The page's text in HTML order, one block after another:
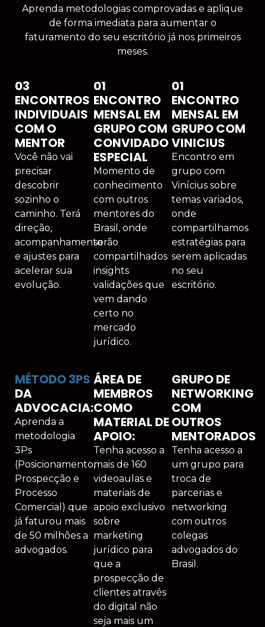
Aprenda metodologias comprovadas e aplique
de forma imediata para aumentar o
faturamento do seu escritório já nos primeiros
meses.
03
ENCONTROS
INDIVIDUAIS
COM O
MENTOR
Você não vai
precisar
descobrir
sozinho o
caminho. Terá
direção,
acompanhamento
e ajustes para
acelerar sua
evolução.
01
ENCONTRO
MENSAL EM
GRUPO COM
CONVIDADO
ESPECIAL
Momento de
conhecimento
com outros
mentores do
Brasil, onde
serão
compartilhados
insights
validações que
vem dando
certo no
mercado
jurídico.
01
ENCONTRO
MENSAL EM
GRUPO COM
VINICIUS
Encontro em
grupo com
Vinícius sobre
temas variados,
onde
compartilhamos
estratégias para
serem aplicadas
no seu
escritório.
MÉTODO 3PS
DA
ADVOCACIA:
Aprenda a
metodologia
3Ps
(Posicionamento,
Prospecção e
Processo
Comercial) que
já faturou mais
de 50 milhões a
advogados.
ÁREA DE
MEMBROS
COMO
MATERIAL DE
APOIO:
Tenha acesso a
mais de 160
videoaulas e
materiais de
apoio exclusivo
sobre
marketing
jurídico para
que a
prospecção de
clientes através
do digital não
seja mais um
GRUPO DE
NETWORKING
COM
OUTROS
MENTORADOS
Tenha acesso a
um grupo para
troca de
parcerias e
networking
com outros
colegas
advogados do
Brasil.